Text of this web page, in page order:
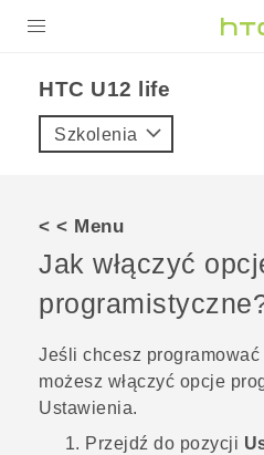
VIVE
VIVERSE
POMOC TECHNICZNA
Urządzenia i akcesoria HTC
HTC U12 life‎
Szkolenia
< < Menu
Jak włączyć
Jeśli chcesz
możesz włączyć opcje
Ustawienia.
Przejdź do pozycji